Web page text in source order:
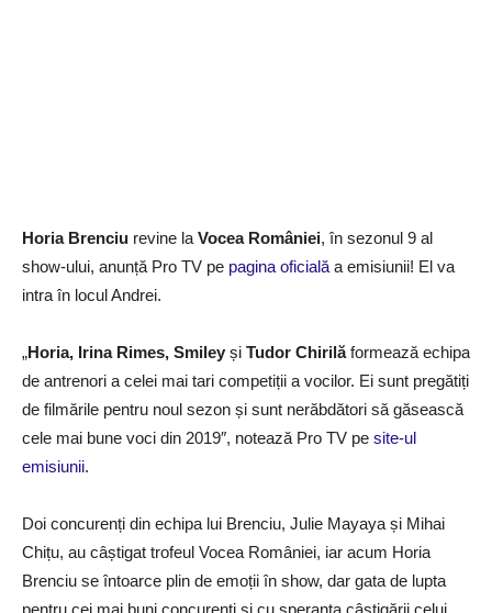
Horia Brenciu revine la Vocea României, în sezonul 9 al
show-ului, anunță Pro TV pe pagina oficială a emisiunii! El va
intra în locul Andrei.
„Horia, Irina Rimes, Smiley și Tudor Chirilăformează echipa
de antrenori a celei mai tari competiții a vocilor. Ei sunt pregătiți
de filmările pentru noul sezon și sunt nerăbdători să găsească
cele mai bune voci din 2019″, notează Pro TV pe site-ul
emisiunii.
Doi concurenți din echipa lui Brenciu, Julie Mayaya și Mihai
Chițu, au câștigat trofeul Vocea României, iar acum Horia
Brenciu se întoarce plin de emoții în show, dar gata de lupta
pentru cei mai buni concurenți și cu speranța câștigării celui